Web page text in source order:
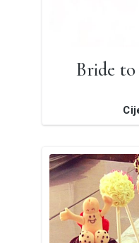
Bride